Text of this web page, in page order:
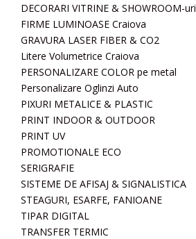
DECORARI VITRINE & SHOWROOM-uri
FIRME LUMINOASE Craiova
GRAVURA LASER FIBER & CO2
Litere Volumetrice Craiova
PERSONALIZARE COLOR pe metal
Personalizare Oglinzi Auto
PIXURI METALICE & PLASTIC
PRINT INDOOR & OUTDOOR
PRINT UV
PROMOTIONALE ECO
SERIGRAFIE
SISTEME DE AFISAJ & SIGNALISTICA
STEAGURI, ESARFE, FANIOANE
TIPAR DIGITAL
TRANSFER TERMIC